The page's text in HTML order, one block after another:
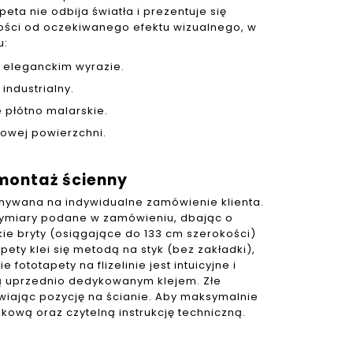
nie odbija światła i prezentuje się
od oczekiwanego efektu wizualnego, w
wyrazie.
malarskie.
powierzchni.
ścienny
na indywidualne zamówienie klienta.
podane w zamówieniu, dbając o
bryty (osiągające do 133 cm szerokości)
klei się metodą na styk (bez zakładki),
fototapety na flizelinie jest intuicyjne i
dedykowanym klejem. Złe
pozycję na ścianie. Aby maksymalnie
oraz czytelną instrukcję techniczną.